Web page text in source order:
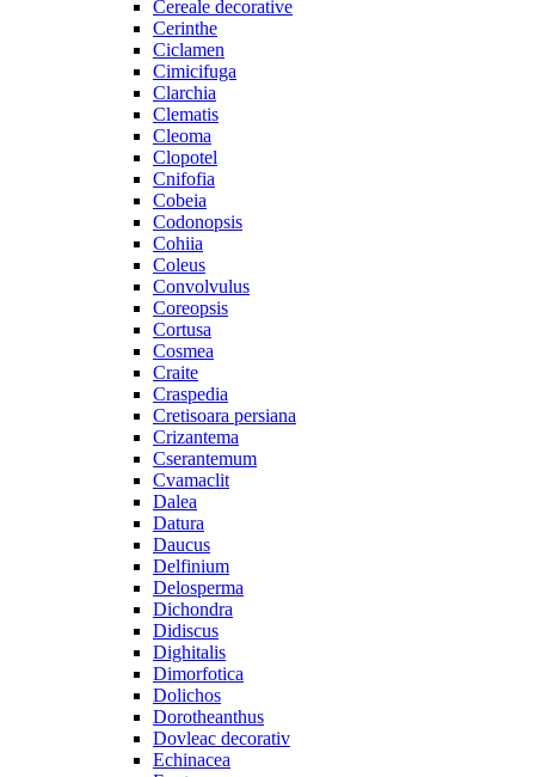
Cereale decorative
Cerinthe
Ciclamen
Cimicifuga
Clarchia
Clematis
Cleoma
Clopotel
Cnifofia
Cobeia
Codonopsis
Cohiia
Coleus
Convolvulus
Coreopsis
Cortusa
Cosmea
Craite
Craspedia
Cretisoara persiana
Crizantema
Cserantemum
Cvamaclit
Dalea
Datura
Daucus
Delfinium
Delosperma
Dichondra
Didiscus
Dighitalis
Dimorfotica
Dolichos
Dorotheanthus
Dovleac decorativ
Echinacea